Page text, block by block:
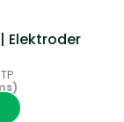
| Elektroder